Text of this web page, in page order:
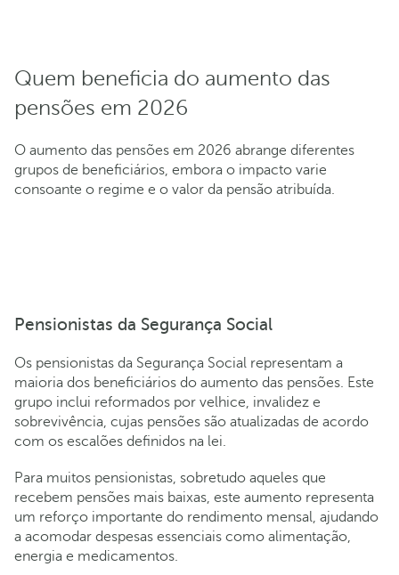
Quem beneficia do aumento das
pensões em 2026
O aumento das pensões em 2026 abrange diferentes
grupos de beneficiários, embora o impacto varie
consoante o regime e o valor da pensão atribuída.
Pensionistas da Segurança Social
Os pensionistas da Segurança Social representam a
maioria dos beneficiários do aumento das pensões. Este
grupo inclui reformados por velhice, invalidez e
sobrevivência, cujas pensões são atualizadas de acordo
com os escalões definidos na lei.
Para muitos pensionistas, sobretudo aqueles que
recebem pensões mais baixas, este aumento representa
um reforço importante do rendimento mensal, ajudando
a acomodar despesas essenciais como alimentação,
energia e medicamentos.